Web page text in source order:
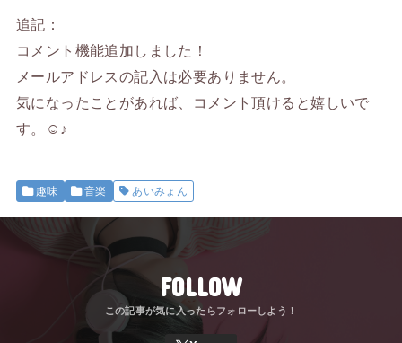
追記：
コメント機能追加しました！
メールアドレスの記入は必要ありません。
気になったことがあれば、コメント頂けると嬉しいで
す。☺♪
趣味 音楽 あいみょん
FOLLOW